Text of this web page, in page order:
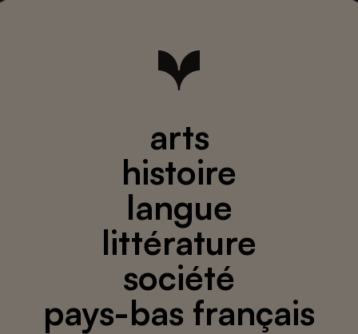
arts
histoire
langue
littérature
société
pays-bas français